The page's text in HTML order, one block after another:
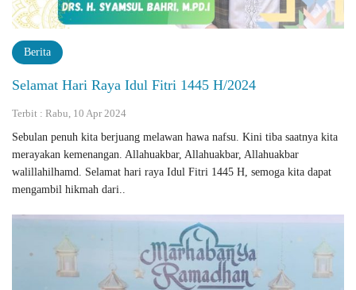
Berita
Selamat Hari Raya Idul Fitri 1445 H/2024
Terbit : Rabu, 10 Apr 2024
Sebulan penuh kita berjuang melawan hawa nafsu. Kini tiba saatnya kita
merayakan kemenangan. Allahuakbar, Allahuakbar, Allahuakbar
walillahilhamd. Selamat hari raya Idul Fitri 1445 H, semoga kita dapat
mengambil hikmah dari..